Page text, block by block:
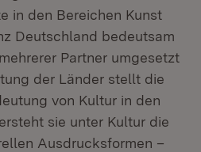
in den Bereichen Kunst
Deutschland bedeutsam
Partner umgesetzt
der Länder stellt die
von Kultur in den
sie unter Kultur die
Ausdrucksformen –